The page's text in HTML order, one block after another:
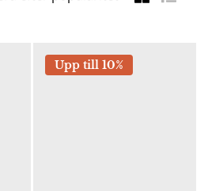
Upp till 10%